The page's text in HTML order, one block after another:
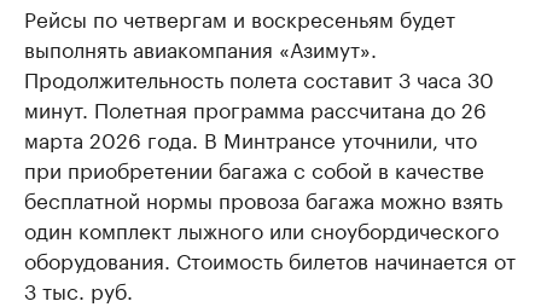
Рейсы по четвергам и воскресеньям будет
выполнять авиакомпания «Азимут».
Продолжительность полета составит 3 часа 30
минут. Полетная программа рассчитана до 26
марта 2026 года. В Минтрансе уточнили, что
при приобретении багажа с собой в качестве
бесплатной нормы провоза багажа можно взять
один комплект лыжного или сноубордического
оборудования. Стоимость билетов начинается от
3 тыс. руб.